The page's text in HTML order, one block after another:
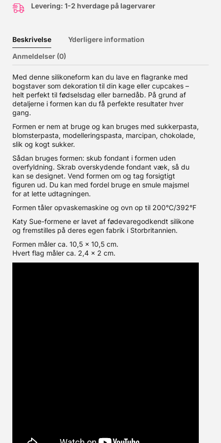
Levering: 1-2 hverdage på lagervarer
Beskrivelse
Yderligere information
Anmeldelser (0)
Med denne silikoneform kan du lave en flagranke med
bogstaver som dekoration til din kage eller cupcakes –
helt perfekt til fødselsdag eller barnedåb. På grund af
detaljerne i formen kan du få perfekte resultater hver
gang.
Formen er nem at bruge og kan bruges med sukkerpasta,
blomsterpasta, modelleringspasta, marcipan, chokolade,
slik og kogt sukker.
Sådan bruges formen: skub fondant i formen uden
overfyldning. Skrab overskydende fondant væk, så du
kan se designet. Vend formen om og tag forsigtigt
figuren ud. Du kan med fordel bruge en smule majsmel
for at lette udtagningen.
Formen tåler opvaskemaskine og ovn op til 200°C/392°F
Katy Sue-formene er lavet af fødevaregodkendt silikone
og fremstilles på deres egen fabrik i Storbritannien.
Formen måler ca. 10,5 x 10,5 cm.
Hvert flag måler ca. 2,4 x 2 cm.